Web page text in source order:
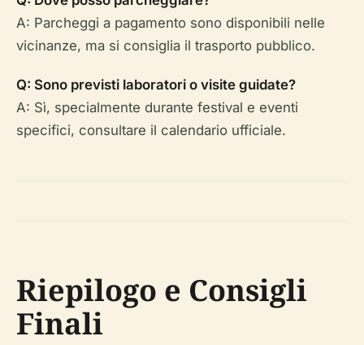
A: Parcheggi a pagamento sono disponibili nelle
vicinanze, ma si consiglia il trasporto pubblico.
Q: Sono previsti laboratori o visite guidate?
A: Sì, specialmente durante festival e eventi
specifici, consultare il calendario ufficiale.
Riepilogo e Consigli
Finali